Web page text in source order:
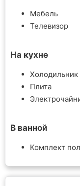
Мебель
Телевизор
На кухне
Холодильник
Плита
В ванной
Комплект